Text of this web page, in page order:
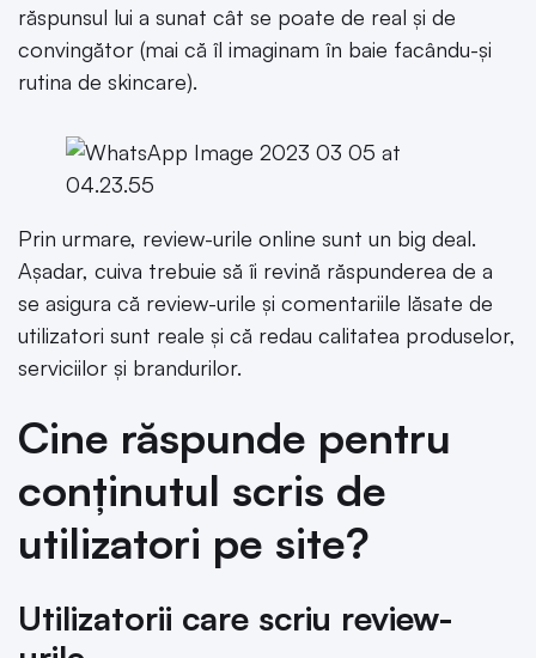
răspunsul lui a sunat cât se poate de real și de
convingător (mai că îl imaginam în baie facându-și
rutina de skincare).
Prin urmare, review-urile online sunt un big deal.
Așadar, cuiva trebuie să îi revină răspunderea de a
se asigura că review-urile și comentariile lăsate de
utilizatori sunt reale și că redau calitatea produselor,
serviciilor și brandurilor.
Cine răspunde pentru
conținutul scris de
utilizatori pe site?
Utilizatorii care scriu review-